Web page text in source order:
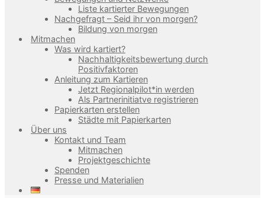
Liste kartierter Bewegungen
Nachgefragt – Seid ihr von morgen?
Bildung von morgen
Mitmachen
Was wird kartiert?
Nachhaltigkeitsbewertung durch
Positivfaktoren
Anleitung zum Kartieren
Jetzt Regionalpilot*in werden
Als Partnerinitiatve registrieren
Papierkarten erstellen
Städte mit Papierkarten
Über uns
Kontakt und Team
Mitmachen
Projektgeschichte
Spenden
Presse und Materialien